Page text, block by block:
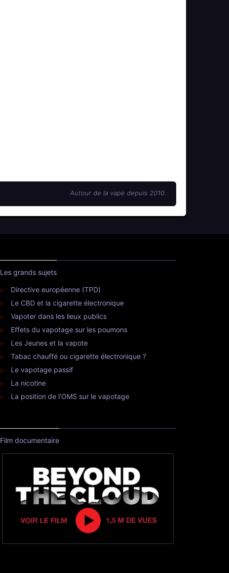
Autour de la vape depuis 2010.
Les grands sujets
Directive européenne (TPD)
Le CBD et la cigarette électronique
Vapoter dans les lieux publics
Effets du vapotage sur les poumons
Les Jeunes et la vapote
Tabac chauffé ou cigarette électronique ?
Le vapotage passif
La nicotine
La position de l’OMS sur le vapotage
Film documentaire